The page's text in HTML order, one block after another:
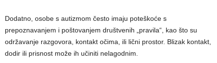
Dodatno, osobe s autizmom često imaju poteškoće s
prepoznavanjem i poštovanjem društvenih „pravila“, kao što su
održavanje razgovora, kontakt očima, ili lični prostor. Blizak kontakt,
dodir ili prisnost može ih učiniti nelagodnim.